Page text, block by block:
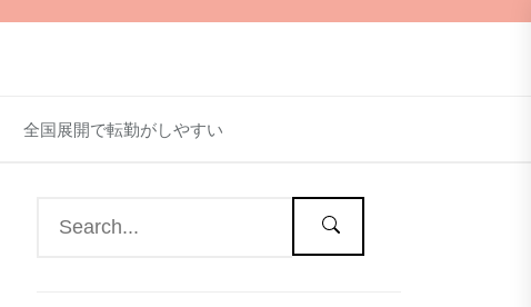
全国展開で転勤がしやすい